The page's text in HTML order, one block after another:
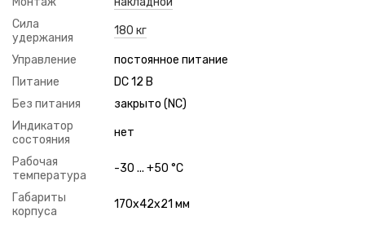
Сила
удержания
180 кг
Управление
постоянное питание
Питание
DC 12 В
Без питания
закрыто (NC)
Индикатор
состояния
нет
Рабочая
температура
-30 ... +50 °C
Габариты
корпуса
170x42x21 мм